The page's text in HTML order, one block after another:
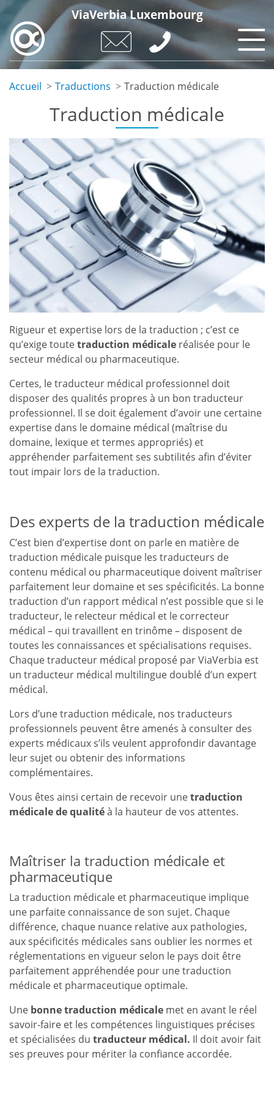
Skip
main
content
ViaVerbia Luxembourg
Accueil Traductions Traduction médicale
Traduction médicale
Rigueur et expertise lors de la traduction ; c’est ce
qu’exige toutetraduction médicale réalisée pour le
secteur médical ou pharmaceutique.
Certes, le traducteur médical professionnel doit
disposer des qualités propres à un bon traducteur
professionnel. Il se doit également d’avoir une certaine
expertise dans le domaine médical (maîtrise du
domaine, lexique et termes appropriés) et
appréhender parfaitement ses subtilités afin d’éviter
tout impair lors de la traduction.
Des experts de la traduction médicale
C’est bien d’expertise dont on parle en matière de
traduction médicale puisque les traducteurs de
contenu médical ou pharmaceutique doivent maîtriser
parfaitement leur domaine et ses spécificités. La bonne
traduction d’un rapport médical n’est possible que si le
traducteur, le relecteur médical et le correcteur
médical – qui travaillent en trinôme – disposent de
toutes les connaissances et spécialisations requises.
Chaque traducteur médical proposé par ViaVerbia est
un traducteur médical multilingue doublé d’un expert
médical.
Lors d’une traduction médicale, nos traducteurs
professionnels peuvent être amenés à consulter des
experts médicaux s’ils veulent approfondir davantage
leur sujet ou obtenir des informations
complémentaires.
Vous êtes ainsi certain de recevoir unetraduction
médicale de qualitéà la hauteur de vos attentes.
Maîtriser la traduction médicale et
pharmaceutique
La traduction médicale et pharmaceutique implique
une parfaite connaissance de son sujet. Chaque
différence, chaque nuance relative aux pathologies,
aux spécificités médicales sans oublier les normes et
réglementations en vigueur selon le pays doit être
parfaitement appréhendée pour une traduction
médicale et pharmaceutique optimale.
Une bonne traduction médicale met en avant le réel
savoir-faire et les compétences linguistiques précises
et spécialisées du traducteur médical. Il doit avoir fait
ses preuves pour mériter la confiance accordée.